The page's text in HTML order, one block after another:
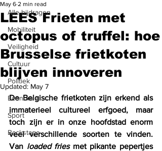
Alle bijdragen
Mobiliteit
Veiligheid
Cultuur
Politiek
Economie
Sport
Backstage
LEES Frieten met
octopus of truffel: hoe
Brusselse frietkoten
blijven innoveren
May 6 2 min read
Updated: May 7
De Belgische frietkoten zijn erkend als
immaterieel cultureel erfgoed, maar
toch zijn er in onze hoofdstad enorm
veel verschillende soorten te vinden.
Van loaded fries met pikante pepertjes